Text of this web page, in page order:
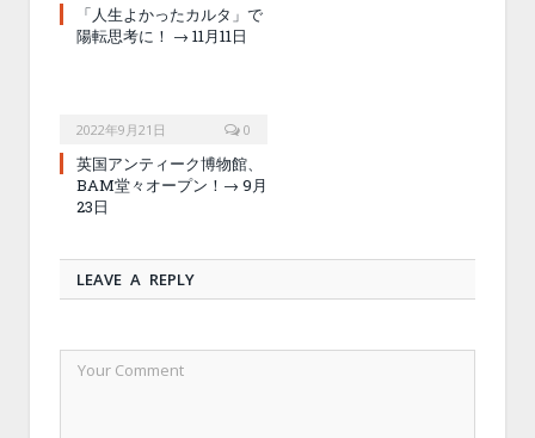
「人生よかったカルタ」で
陽転思考に！ → 11月11日
2022年9月21日 0
英国アンティーク博物館、
BAM堂々オープン！→ 9月
23日
LEAVE A REPLY